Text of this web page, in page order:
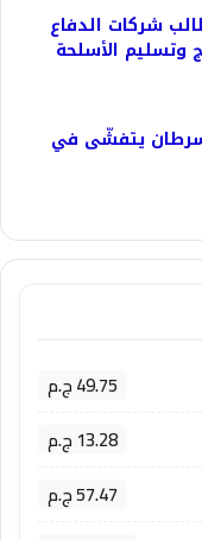
شركات الدفاع
وتسليم الأسلحة
يتفشّى في
49.75 ج.م
13.28 ج.م
57.47 ج.م